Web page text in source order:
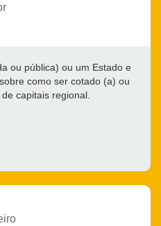
ou pública) ou um Estado e
como ser cotado (a) ou
capitais regional.